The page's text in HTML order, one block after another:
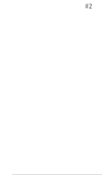
#2